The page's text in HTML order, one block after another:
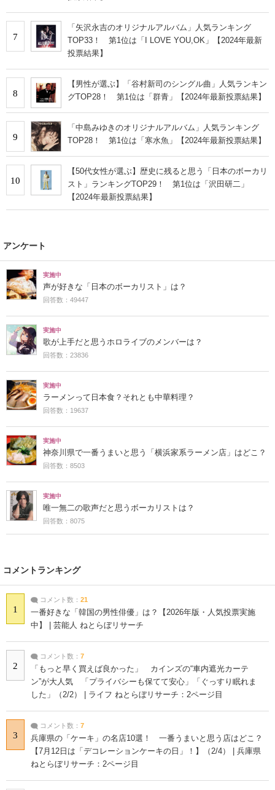
7
「矢沢永吉のオリジナルアルバム」人気ランキング
TOP33！ 第1位は「I LOVE YOU,OK」【2024年最新
投票結果】
8
【男性が選ぶ】「谷村新司のシングル曲」人気ランキン
グTOP28！ 第1位は「群青」【2024年最新投票結果】
9
「中島みゆきのオリジナルアルバム」人気ランキング
TOP28！ 第1位は「寒水魚」【2024年最新投票結果】
10
【50代女性が選ぶ】歴史に残ると思う「日本のボーカリ
スト」ランキングTOP29！ 第1位は「沢田研二」
【2024年最新投票結果】
アンケート
実施中
声が好きな「日本のボーカリスト」は？
回答数：49447
実施中
歌が上手だと思うホロライブのメンバーは？
回答数：23836
実施中
ラーメンって日本食？それとも中華料理？
回答数：19637
実施中
神奈川県で一番うまいと思う「横浜家系ラーメン店」はどこ？
回答数：8503
実施中
唯一無二の歌声だと思うボーカリストは？
回答数：8075
コメントランキング
1
コメント数： 21
一番好きな「韓国の男性俳優」は？【2026年版・人気投票実施
中】 | 芸能人 ねとらぼリサーチ
2
コメント数： 7
「もっと早く買えば良かった」 カインズの“車内遮光カーテ
ン”が大人気 「プライバシーも保てて安心」「ぐっすり眠れま
した」（2/2） | ライフ ねとらぼリサーチ：2ページ目
3
コメント数： 7
兵庫県の「ケーキ」の名店10選！ 一番うまいと思う店はどこ？
【7月12日は「デコレーションケーキの日」！】（2/4） | 兵庫県
ねとらぼリサーチ：2ページ目